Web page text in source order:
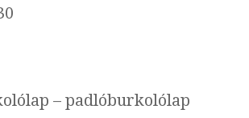
– padlóburkolólap